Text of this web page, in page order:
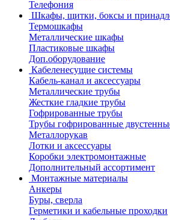
Телефония
Шкафы, щитки, боксы и
Термошкафы
Металлические шкафы
Пластиковые шкафы
Доп.оборудование
Кабеленесущие системы
Кабель-канал и аксессуары
Металлические трубы
Жесткие гладкие трубы
Гофрированные трубы
Трубы гофрированные
Металлорукав
Лотки и аксессуары
Коробки электромонтажные
Дополнительный ассортимент
Монтажные материалы
Анкеры
Буры, сверла
Герметики и кабельные проходки